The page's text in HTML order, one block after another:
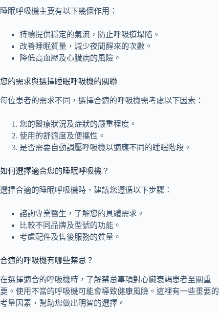
睡眠呼吸機主要有以下幾個作用：
持續提供穩定的氣流，防止呼吸道塌陷。
改善睡眠質量，減少夜間醒來的次數。
降低高血壓及心臟病的風險。
您的需求與選擇睡眠呼吸機的關聯
每位患者的需求不同，選擇合適的呼吸機需考慮以下因素：
您的醫療狀況及症狀的嚴重程度。
使用的舒適度及便攜性。
是否需要自動調壓呼吸機以適應不同的睡眠階段。
如何選擇適合您的睡眠呼吸機？
選擇合適的睡眠呼吸機時，建議您遵循以下步驟：
諮詢專業醫生，了解您的具體需求。
比較不同品牌及型號的功能。
考慮配件及售後服務的質量。
合適的呼吸機有哪些禁忌？
在選擇適合的呼吸機時，了解禁忌事項對心臟衰竭患者至關重
要。使用不當的呼吸機可能會導致健康風險。這裡有一些重要的
考量因素，幫助您做出明智的選擇。